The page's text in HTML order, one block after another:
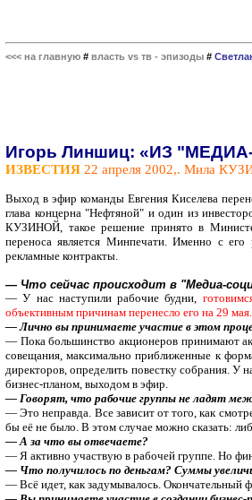
<<< на главную # власть vs тв - эпизоды #
Игорь Линшиц: «ИЗ
ИЗВЕСТИЯ 22 апреля 2002,. Мила
Выход в эфир команды Евгения Киселева
глава концерна "Нефтяной" и один из
КУЗИНОЙ, такое решение принято в
переноса является Минпечати. Именно с
рекламные контракты.
— Что сейчас происходит в "Медиа-
— У нас наступили рабочие будни,
объективным причинам перенесло его на 29 мая.
— Лично вы принимаете участие в этом
— Пока большинство акционеров принимают
совещания, максимально приближенные к
директоров, определить повестку собрания. У
бизнес-планом, выходом в эфир.
— Говорят, что рабочие группы не ладят
— Это неправда. Все зависит от того, как
бы её не было. В этом случае можно сказать:
— А за что вы отвечаете?
— Я активно участвую в рабочей группе. Но
— Что получилось по деньгам? Суммы
— Всё идет, как задумывалось. Окончательный